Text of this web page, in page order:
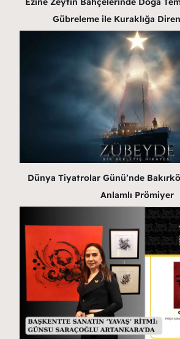
Gübreleme ile Kuraklığa
Dünya Tiyatrolar Günü’nde
Anlamlı Prömiyer